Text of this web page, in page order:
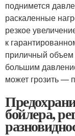
поднимется
раскаленные
резкое
к
приличный
большим
может грозить —
бойлера,